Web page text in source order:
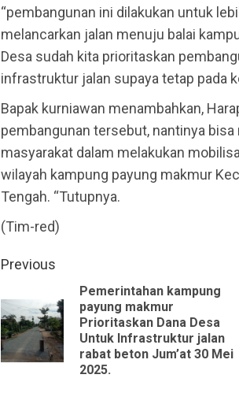
“pembangunan ini dilakukan untuk
melancarkan jalan menuju balai
Desa sudah kita prioritaskan
infrastruktur jalan supaya tetap pada
Bapak kurniawan menambahkan,
pembangunan tersebut, nantinya
masyarakat dalam melakukan
wilayah kampung payung makmur
Tengah. “Tutupnya.
(Tim-red)
Continue
Reading
Previous
Pemerintahan kampung
payung makmur
Prioritaskan Dana Desa
Untuk Infrastruktur jalan
rabat beton Jum’at 30 Mei
2025.